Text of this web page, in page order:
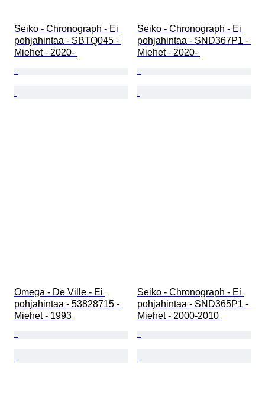
Seiko - Chronograph - Ei
pohjahintaa - SBTQ045 -
Miehet - 2020-
Seiko - Chronograph - Ei
pohjahintaa - SND367P1 -
Miehet - 2020-
Omega - De Ville - Ei
pohjahintaa - 53828715 -
Miehet - 1993
Seiko - Chronograph - Ei
pohjahintaa - SND365P1 -
Miehet - 2000-2010